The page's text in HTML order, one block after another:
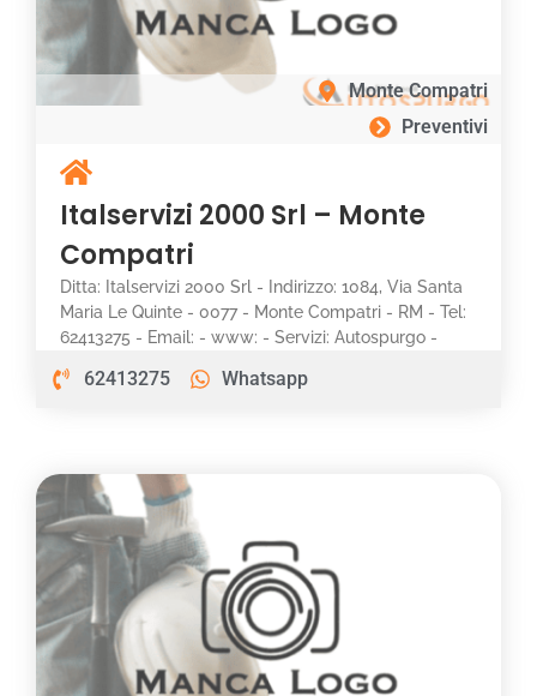
Monte Compatri
Preventivi
Italservizi 2000 Srl – Monte
Compatri
Ditta: Italservizi 2000 Srl - Indirizzo: 1084, Via Santa
Maria Le Quinte - 0077 - Monte Compatri - RM - Tel:
62413275 - Email: - www: - Servizi: Autospurgo -
62413275 Whatsapp